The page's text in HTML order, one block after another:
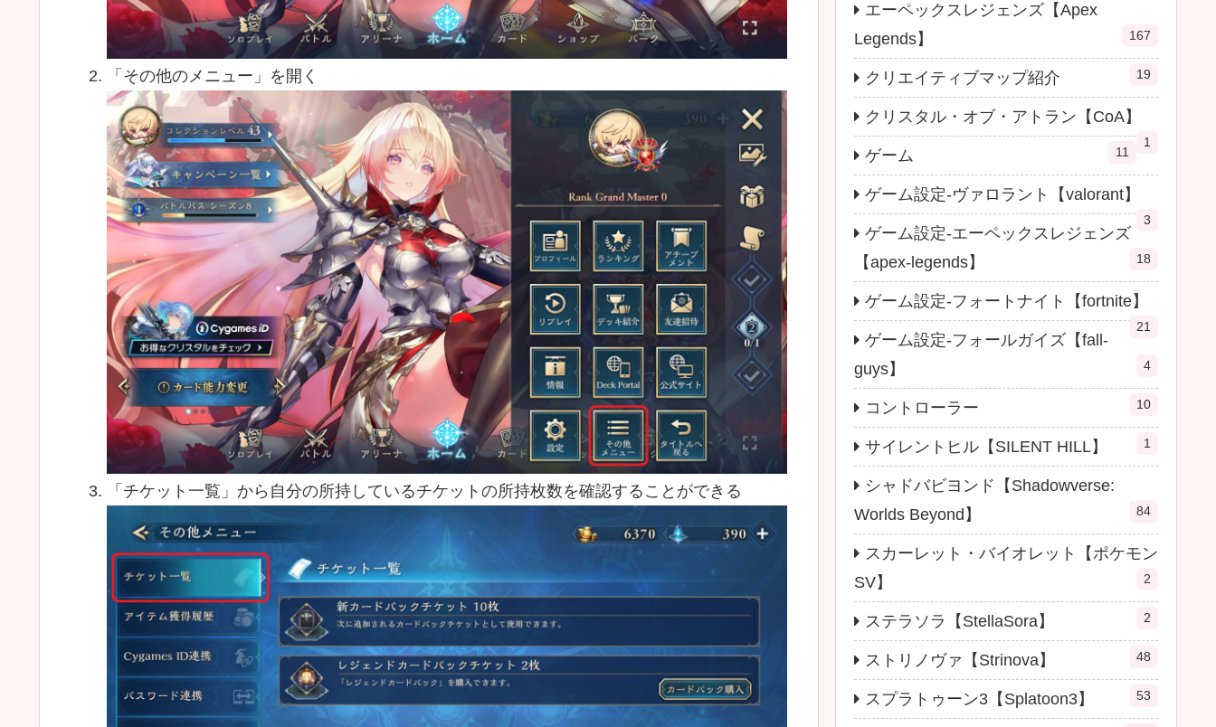
「その他のメニュー」を開く
「チケット一覧」から自分の所持しているチケットの所持枚数を確認することができる
エーペックスレジェンズ【Apex
Legends】
167
クリエイティブマップ紹介 19
クリスタル・オブ・アトラン【CoA】
1
ゲーム 11
ゲーム設定-ヴァロラント【valorant】
3
ゲーム設定-エーペックスレジェンズ
【apex-legends】
18
ゲーム設定-フォートナイト【fortnite】
21
ゲーム設定-フォールガイズ【fall-
guys】
4
コントローラー 10
サイレントヒル【SILENT HILL】 1
シャドバビヨンド【Shadowverse:
Worlds Beyond】
84
スカーレット・バイオレット【ポケモン
SV】
2
ステラソラ【StellaSora】 2
ストリノヴァ【Strinova】 48
スプラトゥーン3【Splatoon3】 53